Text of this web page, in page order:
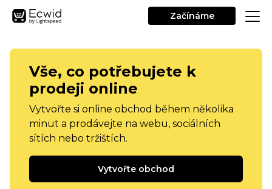
Začínáme
Vše, co potřebujete k
prodeji online
Vytvořte si online obchod během několika
minut a prodávejte na webu, sociálních
sítích nebo tržištích.
Vytvořte obchod